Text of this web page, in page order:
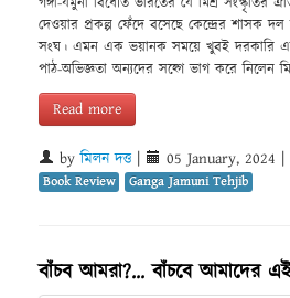
দেওয়ার প্রকল্প ফেঁদে বসেছে কেন্দ্রের শাসক
সংঘ। এমন এক ভয়ানক সময়ে খুবই দরকারি
পাঠ-অভিজ্ঞতা অন্যদের সহ্গে ভাগ করে নিলেন
Read more
byমিলন দত্ত| 05 January, 2024 |
Book Review Ganga Jamuni Tehjib
বাঁচব আমরা?... বাঁচবে আমাদের